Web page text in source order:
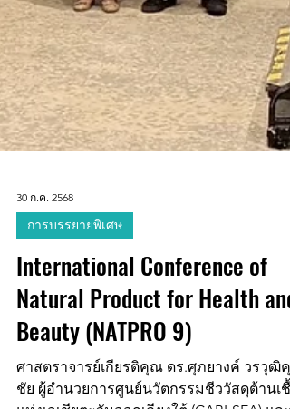
30 ก.ค. 2568
การบรรยายพิเศษ
International Conference of
Natural Product for Health and
Beauty (NATPRO 9)
ศาสตราจารย์เกียรติคุณ ดร.ศุภยางค์ วรวุฒิ